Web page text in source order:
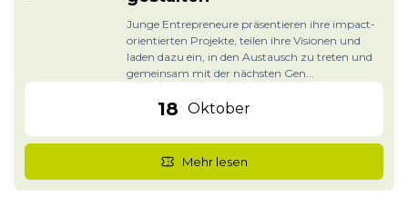
Junge Entrepreneure präsentieren ihre impact-
orientierten Projekte, teilen ihre Visionen und
laden dazu ein, in den Austausch zu treten und
gemeinsam mit der nächsten Gen...
18 Oktober
Mehr lesen